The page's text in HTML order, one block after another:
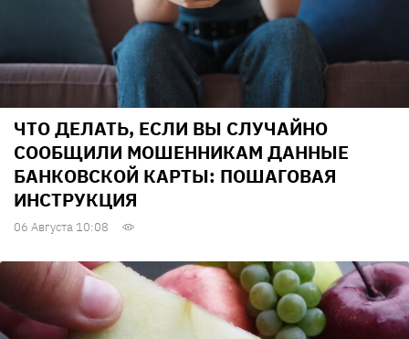
ЧТО ДЕЛАТЬ, ЕСЛИ ВЫ СЛУЧАЙНО
СООБЩИЛИ МОШЕННИКАМ ДАННЫЕ
БАНКОВСКОЙ КАРТЫ: ПОШАГОВАЯ
ИНСТРУКЦИЯ
06 Августа 10:08